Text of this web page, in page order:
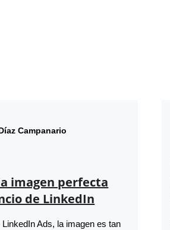
Campanario
imagen perfecta
de LinkedIn
Ads, la imagen es tan